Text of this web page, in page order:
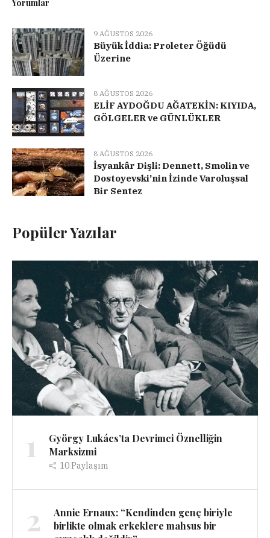
Yorumlar
9 AĞUSTOS 2026
Büyük İddia: Proleter Öğüdü
Üzerine
8 AĞUSTOS 2026
ELİF AYDOĞDU AĞATEKİN: KIYIDA,
GÖLGELER ve GÜNLÜKLER
8 AĞUSTOS 2026
İsyankâr Dişli: Dennett, Smolin ve
Dostoyevski’nin İzinde Varoluşsal
Bir Sentez
Popüler Yazılar
1
György Lukács’ta Devrimci Öznelliğin
Marksizmi
10Paylaşım
2
Annie Ernaux: “Kendinden genç biriyle
birlikte olmak erkeklere mahsus bir